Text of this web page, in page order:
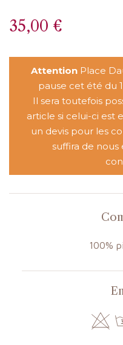
35,00 €
Attention Place
pause cet été du
Il sera toutefois
article si celui-ci est
un devis pour les
suffira de
100%